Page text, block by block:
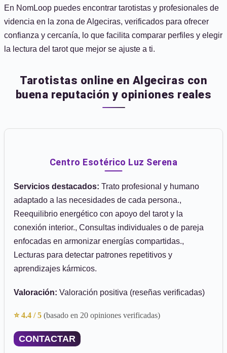
En NomLoop puedes encontrar tarotistas y profesionales de
videncia en la zona de Algeciras, verificados para ofrecer
confianza y cercanía, lo que facilita comparar perfiles y elegir
la lectura del tarot que mejor se ajuste a ti.
Tarotistas online en Algeciras con
buena reputación y opiniones reales
Centro Esotérico Luz Serena
Servicios destacados: Trato profesional y humano
adaptado a las necesidades de cada persona.,
Reequilibrio energético con apoyo del tarot y la
conexión interior., Consultas individuales o de pareja
enfocadas en armonizar energías compartidas.,
Lecturas para detectar patrones repetitivos y
aprendizajes kármicos.
Valoración: Valoración positiva (reseñas verificadas)
⭐ 4.4 / 5 (basado en 20 opiniones verificadas)
CONTACTAR